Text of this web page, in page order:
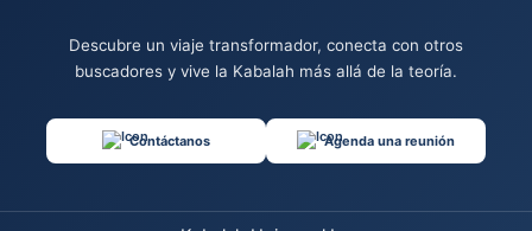
Descubre un viaje transformador, conecta con otros
buscadores y vive la Kabalah más allá de la teoría.
Contáctanos Agenda una reunión